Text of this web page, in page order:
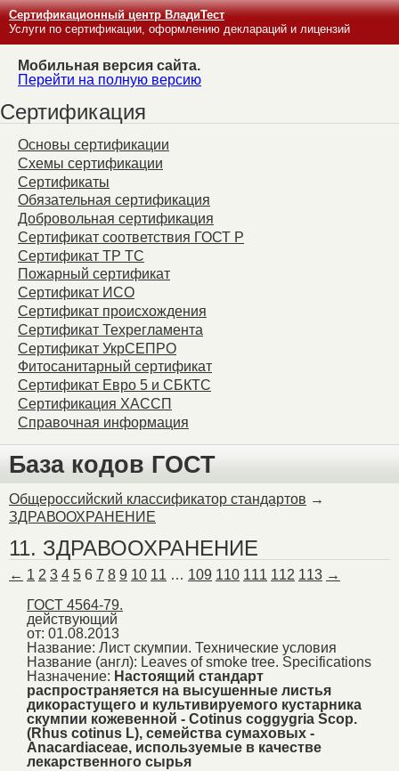
Сертификационный центр ВладиТест
Услуги по сертификации, оформлению деклараций и лицензий
Мобильная версия сайта.
Перейти на полную версию
Сертификация
Основы сертификации
Схемы сертификации
Сертификаты
Обязательная сертификация
Добровольная сертификация
Сертификат соответствия ГОСТ Р
Сертификат ТР ТС
Пожарный сертификат
Сертификат ИСО
Сертификат происхождения
Сертификат Техрегламента
Сертификат УкрСЕПРО
Фитосанитарный сертификат
Сертификат Евро 5 и СБКТС
Сертификация ХАССП
Справочная информация
База кодов ГОСТ
Общероссийский классификатор стандартов →
ЗДРАВООХРАНЕНИЕ
11. ЗДРАВООХРАНЕНИЕ
← 1 2 3 4 5 6 7 8 9 10 11 … 109 110 111 112 113 →
ГОСТ 4564-79.
действующий
от: 01.08.2013
Название: Лист скумпии. Технические условия
Название (англ): Leaves of smoke tree. Specifications
Назначение: Настоящий стандарт
распространяется на высушенные листья
дикорастущего и культивируемого кустарника
скумпии кожевенной - Cotinus coggygria Scop.
(Rhus cotinus L), семейства сумаховых -
Anacardiaceae, используемые в качестве
лекарственного сырья